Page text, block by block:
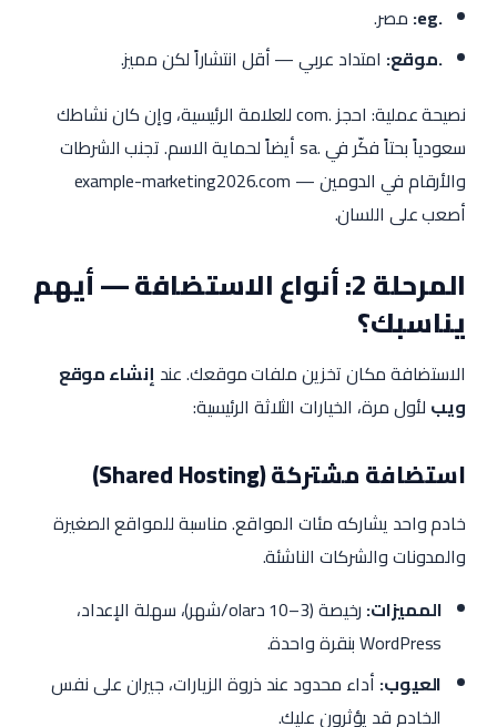
.eg:
مصر.
.موقع: امتداد عربي — أقل انتشاراً لكن مميز.
نصيحة عملية: احجز .com للعلامة الرئيسية، وإن كان نشاطك
سعودياً بحتاً فكّر في .sa أيضاً لحماية الاسم. تجنب الشرطات
والأرقام في الدومين — example-marketing2026.com
أصعب على اللسان.
المرحلة 2: أنواع الاستضافة — أيهم
يناسبك؟
الاستضافة مكان تخزين ملفات موقعك. عند إنشاء موقع
ويب لأول مرة، الخيارات الثلاثة الرئيسية:
استضافة مشتركة (Shared Hosting)
خادم واحد يشاركه مئات المواقع. مناسبة للمواقع الصغيرة
والمدونات والشركات الناشئة.
المميزات:
رخيصة (3–10 دolar/شهر)، سهلة الإعداد،
WordPress بنقرة واحدة.
العيوب: أداء محدود عند ذروة الزيارات، جيران على نفس
الخادم قد يؤثرون عليك.